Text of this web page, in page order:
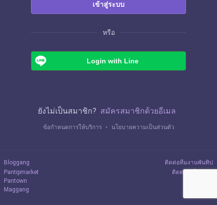
เข้าสู่ระบบ
หรือ
Login with Line
ยังไม่เป็นสมาชิก? สมัครสมาชิกด้วยอีเมล
ข้อกำหนดการให้บริการ ・ นโยบายความเป็นส่วนตัว
Bloggang
Pantipmarket
Pantown
Maggang
ติดต่อทีมงานพันทิป
ติดต่อลงโฆษณา